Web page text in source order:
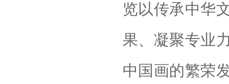
览以传承中华
果、凝聚专业
中国画的繁荣